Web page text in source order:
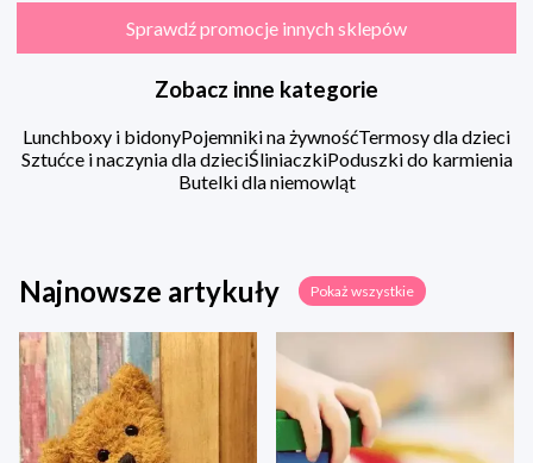
Sprawdź promocje innych sklepów
Zobacz inne kategorie
Lunchboxy i bidonyPojemniki na żywnośćTermosy dla dzieci
Sztućce i naczynia dla dzieciŚliniaczkiPoduszki do karmienia
Butelki dla niemowląt
Najnowsze artykuły Pokaż wszystkie